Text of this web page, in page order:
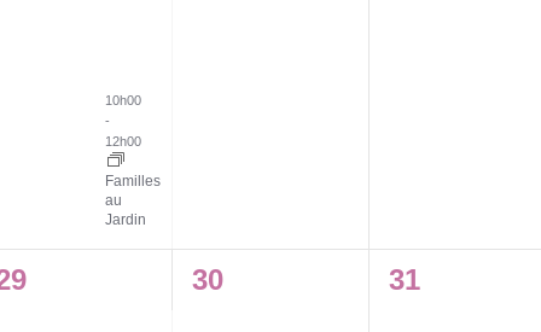
10h00
-
12h00
Familles
au
Jardin
0
30
0
31